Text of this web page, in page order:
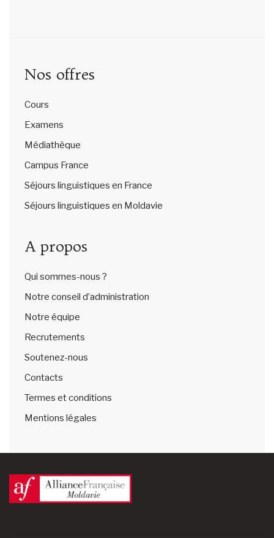
Nos offres
Cours
Examens
Médiathèque
Campus France
Séjours linguistiques en France
Séjours linguistiques en Moldavie
A propos
Qui sommes-nous ?
Notre conseil d’administration
Notre équipe
Recrutements
Soutenez-nous
Contacts
Termes et conditions
Mentions légales